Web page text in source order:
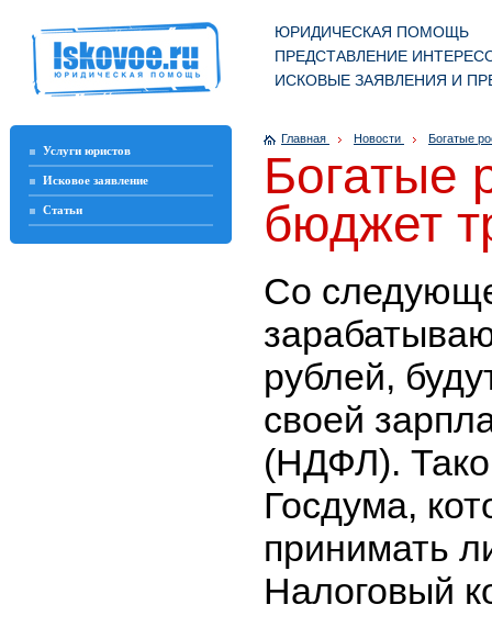
ЮРИДИЧЕСКАЯ ПОМОЩЬ
ПРЕДСТАВЛЕНИЕ
ИСКОВЫЕ ЗАЯВЛЕНИЯ И
Услуги юристов
Исковое заявление
Статьи
Главная Новости Богатые
Богатые
бюджет
Со
рублей,
своей
(НДФЛ).
Госдума,
принимать
Налоговый